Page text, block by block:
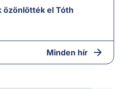
özönlötték el Tóth
Minden hír